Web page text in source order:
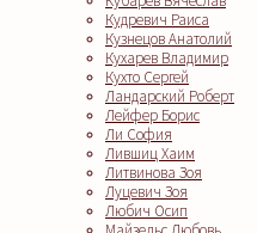
Кудревич Раиса
Кузнецов Анатолий
Кухарев Владимир
Кухто Сергей
Ландарский Роберт
Лейфер Борис
Ли София
Лившиц Хаим
Литвинова Зоя
Луцевич Зоя
Любич Осип